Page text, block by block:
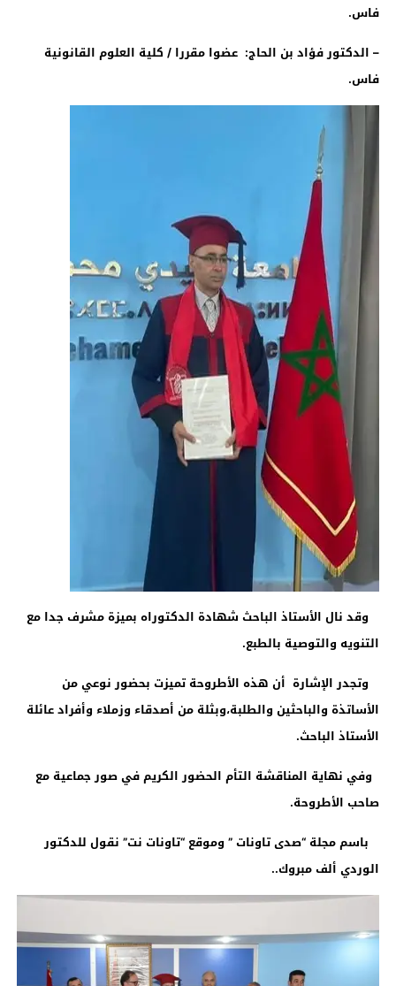
فاس.
– الدكتور فؤاد بن الحاج: عضوا مقررا / كلية العلوم القانونية
فاس.
وقد نال الأستاذ الباحث شهادة الدكتوراه بميزة مشرف جدا مع
التنويه والتوصية بالطبع.
وتجدر الإشارة أن هذه الأطروحة تميزت بحضور نوعي من
الأساتذة والباحثين والطلبة،وبثلة من أصدقاء وزملاء وأفراد عائلة
الأستاذ الباحث.
وفي نهاية المناقشة التأم الحضور الكريم في صور جماعية مع
صاحب الأطروحة.
باسم مجلة “صدى تاونات ” وموقع “تاونات نت” نقول للدكتور
الوردي ألف مبروك..